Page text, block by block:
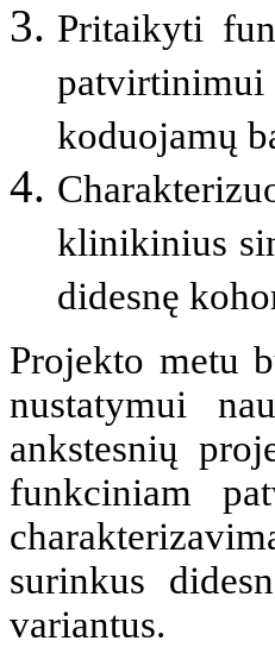
Pritaikyti
koduojamų
klinikinius
didesnę
Projekto metu
nustatymui
ankstesnių
funkciniam
surinkus
variantus.